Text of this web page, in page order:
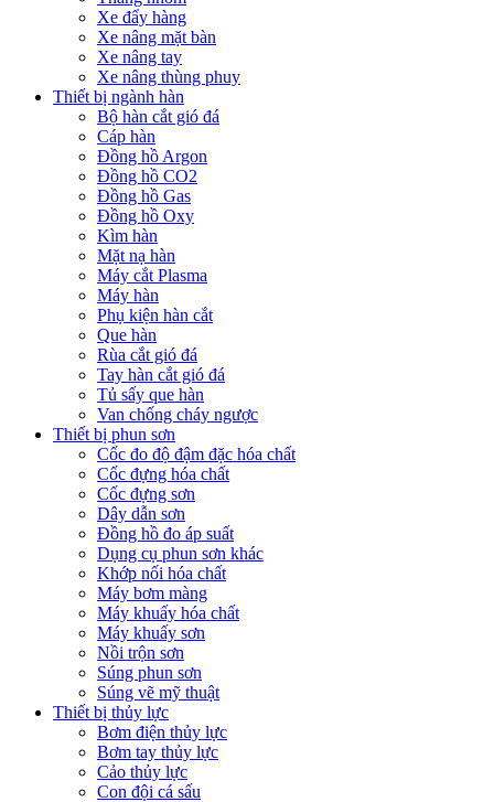
Xe đẩy hàng
Xe nâng mặt bàn
Xe nâng tay
Xe nâng thùng phuy
Thiết bị ngành hàn
Bộ hàn cắt gió đá
Cáp hàn
Đồng hồ Argon
Đồng hồ CO2
Đồng hồ Gas
Đồng hồ Oxy
Kìm hàn
Mặt nạ hàn
Máy cắt Plasma
Máy hàn
Phụ kiện hàn cắt
Que hàn
Rùa cắt gió đá
Tay hàn cắt gió đá
Tủ sấy que hàn
Van chống cháy ngược
Thiết bị phun sơn
Cốc đo độ đậm đặc hóa chất
Cốc đựng hóa chất
Cốc đựng sơn
Dây dẫn sơn
Đồng hồ đo áp suất
Dụng cụ phun sơn khác
Khớp nối hóa chất
Máy bơm màng
Máy khuấy hóa chất
Máy khuấy sơn
Nồi trộn sơn
Súng phun sơn
Súng vẽ mỹ thuật
Thiết bị thủy lực
Bơm điện thủy lực
Bơm tay thủy lực
Cảo thủy lực
Con đội cá sấu